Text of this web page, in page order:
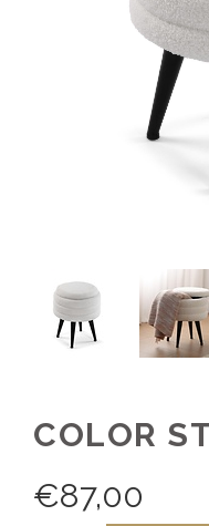
COLOR
€87,00